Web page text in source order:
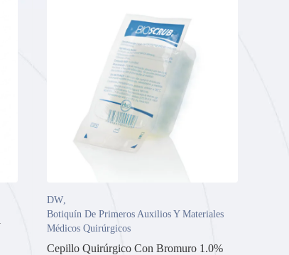
DW
Botiquín De Primeros Auxilios Y Materiales
Médicos Quirúrgicos
Cepillo Quirúrgico Con Bromuro 1.0%